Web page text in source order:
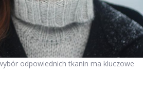
odpowiednich tkanin ma kluczowe